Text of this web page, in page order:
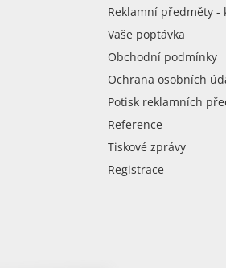
Reklamní předměty -
Vaše poptávka
Obchodní podmínky
Ochrana osobních
Potisk reklamních
Reference
Tiskové zprávy
Registrace